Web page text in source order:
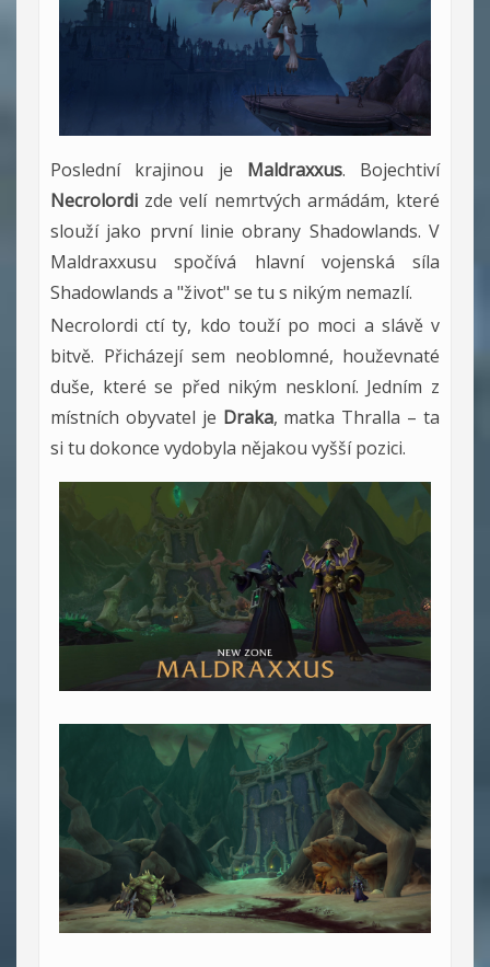
Poslední krajinou je Maldraxxus. Bojechtiví
Necrolordi zde velí nemrtvých armádám, které
slouží jako první linie obrany Shadowlands. V
Maldraxxusu spočívá hlavní vojenská síla
Shadowlands a "život" se tu s nikým nemazlí.
Necrolordi ctí ty, kdo touží po moci a slávě v
bitvě. Přicházejí sem neoblomné, houževnaté
duše, které se před nikým neskloní. Jedním z
místních obyvatel je Draka, matka Thralla – ta
si tu dokonce vydobyla nějakou vyšší pozici.